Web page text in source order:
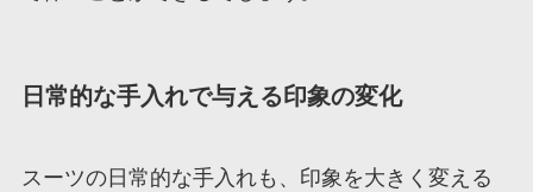
日常的な手入れで与える印象の変化
スーツの日常的な手入れも、印象を大きく変える